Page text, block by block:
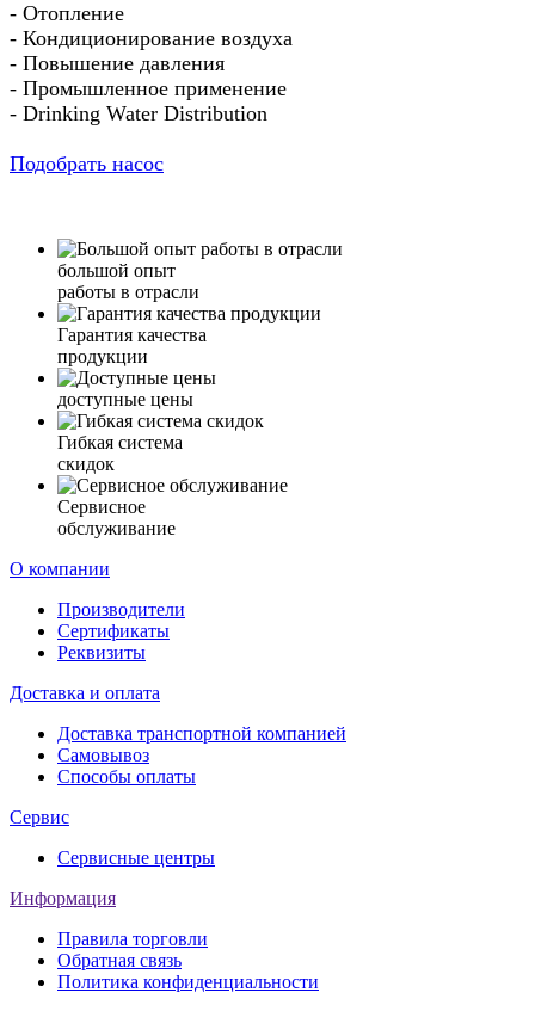
- Отопление
- Кондиционирование воздуха
- Повышение давления
- Промышленное применение
- Drinking Water Distribution
Подобрать насос
большой опыт
работы в отрасли
Гарантия качества
продукции
доступные цены
Гибкая система
скидок
Сервисное
обслуживание
О компании
Производители
Сертификаты
Реквизиты
Доставка и оплата
Доставка транспортной компанией
Самовывоз
Способы оплаты
Сервис
Сервисные центры
Информация
Правила торговли
Обратная связь
Политика конфиденциальности